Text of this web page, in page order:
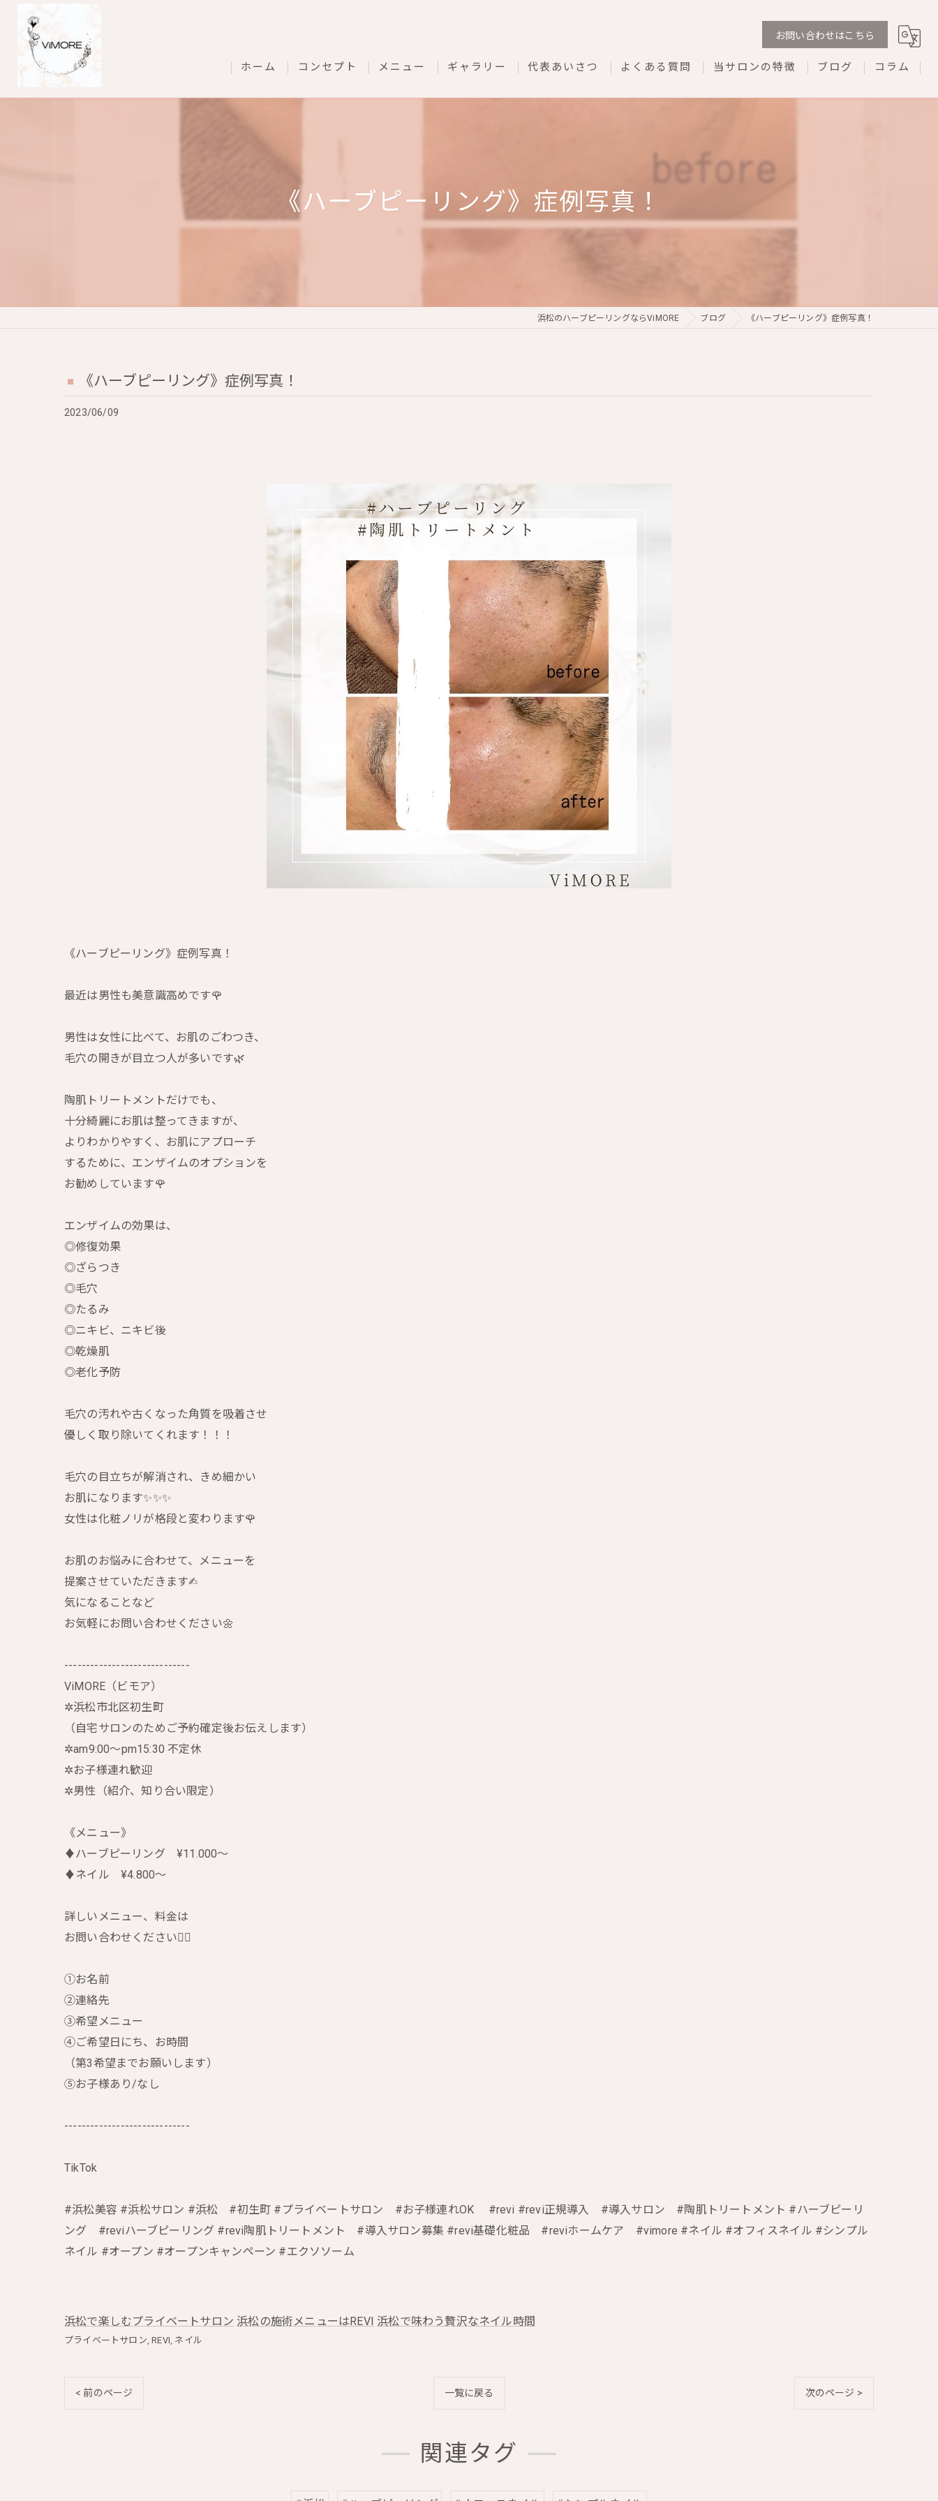
お問い合わせはこちら
ホーム コンセプト メニュー ギャラリー 代表あいさつ よくある質問 当サロンの特徴
REVI
ブログ コラム
《ハーブピーリング》症例写真！
浜松のハーブピーリングならViMORE ブログ 《ハーブピーリング》症例写真！
《ハーブピーリング》症例写真！
2023/06/09
《ハーブピーリング》症例写真！
最近は男性も美意識高めです🌹
男性は女性に比べて、お肌のごわつき、
毛穴の開きが目立つ人が多いです🌿
陶肌トリートメントだけでも、
十分綺麗にお肌は整ってきますが、
よりわかりやすく、お肌にアプローチ
するために、エンザイムのオプションを
お勧めしています🌹
エンザイムの効果は、
◎修復効果
◎ざらつき
◎毛穴
◎たるみ
◎ニキビ、ニキビ後
◎乾燥肌
◎老化予防
毛穴の汚れや古くなった角質を吸着させ
優しく取り除いてくれます！！！
毛穴の目立ちが解消され、きめ細かい
お肌になります✨✨✨
女性は化粧ノリが格段と変わります🌹
お肌のお悩みに合わせて、メニューを
提案させていただきます✍︎
気になることなど
お気軽にお問い合わせください🌼
-----------------------------
ViMORE（ビモア）
✲︎浜松市北区初生町
（自宅サロンのためご予約確定後お伝えします）
✲︎am9:00〜pm15:30 不定休
✲︎お子様連れ歓迎
✲︎男性（紹介、知り合い限定）
《メニュー》
♦︎ハーブピーリング ¥11.000〜
♦︎ネイル ¥4.800〜
詳しいメニュー、料金は
お問い合わせください🙇‍♀️
①お名前
②連絡先
③希望メニュー
④ご希望日にち、お時間
（第3希望までお願いします）
⑤お子様あり/なし
-----------------------------
TikTok
#浜松美容 #浜松サロン #浜松 #初生町 #プライベートサロン #お子様連れOK #revi #revi正規導入 #導入サロン #陶肌トリートメント #ハーブピーリ
ング #reviハーブピーリング #revi陶肌トリートメント #導入サロン募集 #revi基礎化粧品 #reviホームケア #vimore #ネイル #オフィスネイル #シンプル
ネイル #オープン #オープンキャンペーン #エクソソーム
浜松で楽しむプライベートサロン 浜松の施術メニューはREVI 浜松で味わう贅沢なネイル時間
プライベートサロン REVI ネイル
< 前のページ 一覧に戻る 次のページ >
関連タグ